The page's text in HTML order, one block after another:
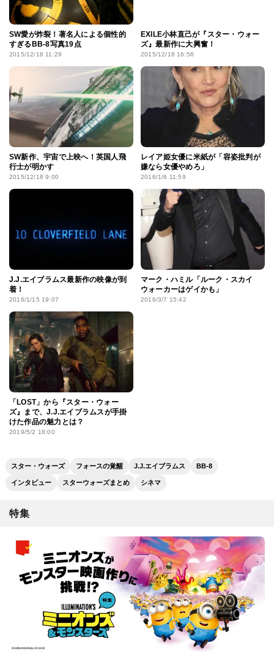
SW愛が炸裂！著名人による個性的
すぎるBB-8写真19点
2015/12/18 11:29
EXILE小林直己が『スター・ウォー
ズ』最新作に大興奮！
2015/12/18 16:56
SW新作、宇宙で上映へ！英国人飛
行士が明かす
2015/12/18 9:00
レイア姫女優に米紙が「容姿批判が
嫌なら女優やめろ」
2016/1/6 11:59
J.J.エイブラムス最新作の映像が到
着！
2016/1/15 19:07
マーク・ハミル「ルーク・スカイ
ウォーカーはゲイかも」
2016/3/7 15:42
「LOST」から『スター・ウォー
ズ』まで、J.J.エイブラムスが手掛
けた作品の魅力とは？
2019/5/2 18:00
スター・ウォーズ フォースの覚醒 J.J.エイブラムス BB-8
インタビュー スターウォーズまとめ シネマ
特集